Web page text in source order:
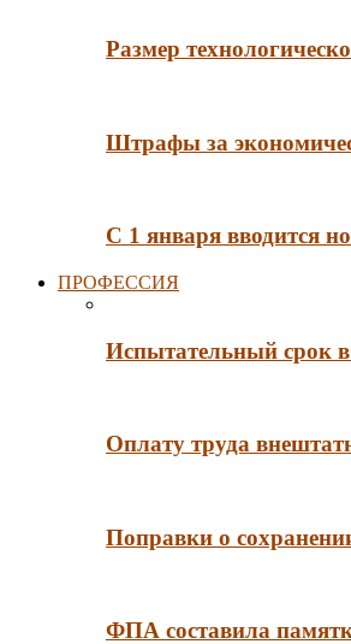
Размер
Штрафы за
С 1 января вводится
ПРОФЕССИЯ
Испытательный срок
Оплату труда
Поправки о
ФПА составила